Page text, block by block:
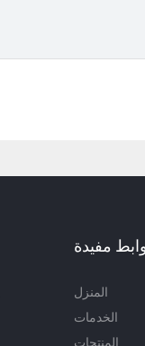
مفيدة
المنزل
الخدمات
المنتجات